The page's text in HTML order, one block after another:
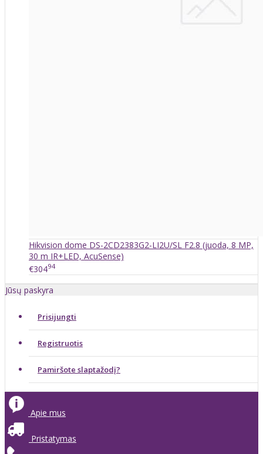
Hikvision dome DS-2CD2383G2-LI2U/SL F2.8 (juoda, 8 MP,
30 m IR+LED, AcuSense)
€30494
Jūsų paskyra
Prisijungti
Registruotis
Pamiršote slaptažodį?
Apie mus
Pristatymas